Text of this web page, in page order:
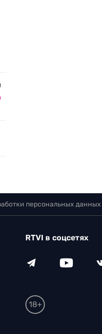
персональных данных
RTVI в соцсетях
18+